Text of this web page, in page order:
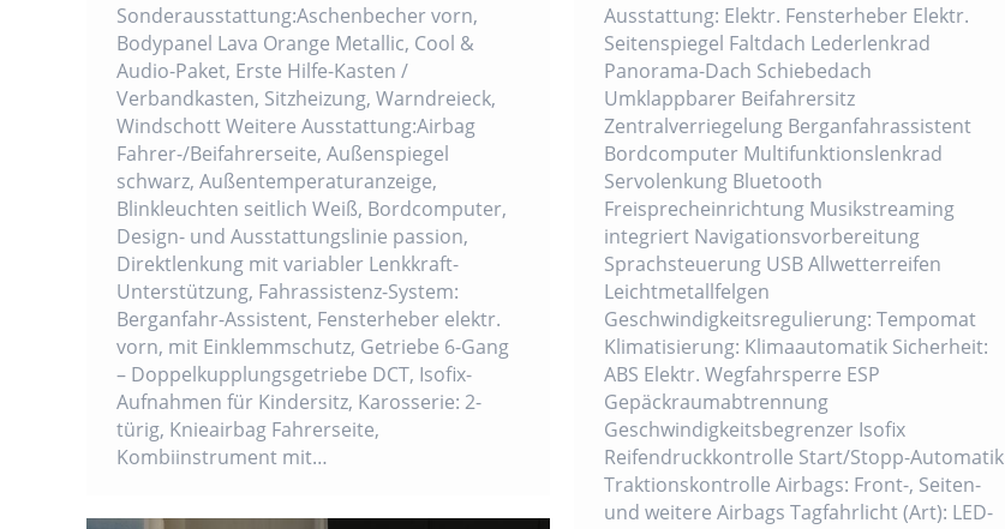
Sonderausstattung:Aschenbecher vorn,
Bodypanel Lava Orange Metallic, Cool &
Audio-Paket, Erste Hilfe-Kasten /
Verbandkasten, Sitzheizung, Warndreieck,
Windschott Weitere Ausstattung:Airbag
Fahrer-/Beifahrerseite, Außenspiegel
schwarz, Außentemperaturanzeige,
Blinkleuchten seitlich Weiß, Bordcomputer,
Design- und Ausstattungslinie passion,
Direktlenkung mit variabler Lenkkraft-
Unterstützung, Fahrassistenz-System:
Berganfahr-Assistent, Fensterheber elektr.
vorn, mit Einklemmschutz, Getriebe 6-Gang
– Doppelkupplungsgetriebe DCT, Isofix-
Aufnahmen für Kindersitz, Karosserie: 2-
türig, Knieairbag Fahrerseite,
Kombiinstrument mit…
Ausstattung: Elektr. Fensterheber Elektr.
Seitenspiegel Faltdach Lederlenkrad
Panorama-Dach Schiebedach
Umklappbarer Beifahrersitz
Zentralverriegelung Berganfahrassistent
Bordcomputer Multifunktionslenkrad
Servolenkung Bluetooth
Freisprecheinrichtung Musikstreaming
integriert Navigationsvorbereitung
Sprachsteuerung USB Allwetterreifen
Leichtmetallfelgen
Geschwindigkeitsregulierung: Tempomat
Klimatisierung: Klimaautomatik Sicherheit:
ABS Elektr. Wegfahrsperre ESP
Gepäckraumabtrennung
Geschwindigkeitsbegrenzer Isofix
Reifendruckkontrolle Start/Stopp-Automatik
Traktionskontrolle Airbags: Front-, Seiten-
und weitere Airbags Tagfahrlicht (Art): LED-